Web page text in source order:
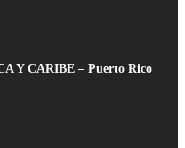
Y CARIBE – Puerto Rico